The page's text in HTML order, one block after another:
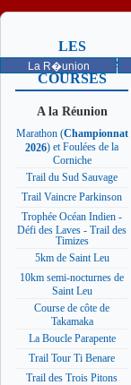
La R�union
LES
PROCHAINES
COURSES
A la Réunion
Marathon (Championnat
2026) et Foulées de la
Corniche
Trail du Sud Sauvage
Trail Vaincre Parkinson
Trophée Océan Indien -
Défi des Laves - Trail des
Timizes
5km de Saint Leu
10km semi-nocturnes de
Saint Leu
Course de côte de
Takamaka
La Boucle Parapente
Trail Tour Ti Benare
Trail des Trois Pitons